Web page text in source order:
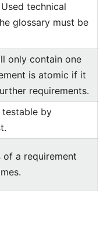
technical
glossary must be
only contain one
is atomic if it
requirements.
testable by
of a requirement